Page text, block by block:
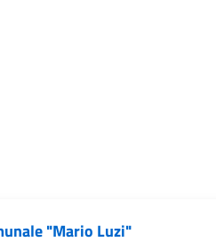
"Mario Luzi"